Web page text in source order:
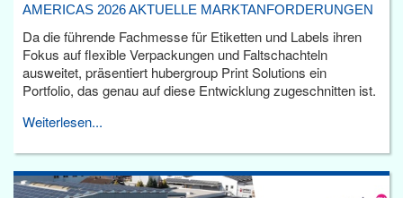
AMERICAS 2026 AKTUELLE MARKTANFORDERUNGEN
Da die führende Fachmesse für Etiketten und Labels ihren
Fokus auf flexible Verpackungen und Faltschachteln
ausweitet, präsentiert hubergroup Print Solutions ein
Portfolio, das genau auf diese Entwicklung zugeschnitten ist.
Weiterlesen...